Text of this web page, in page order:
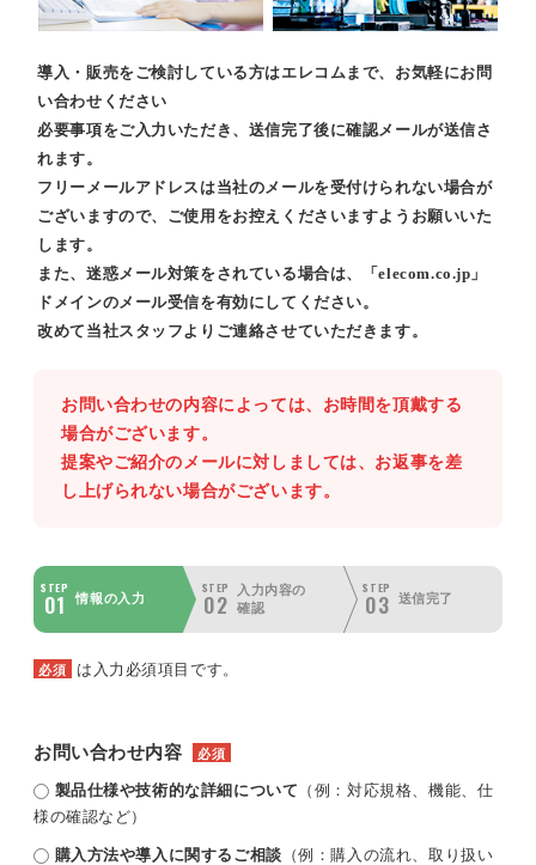
導入・販売をご検討している方はエレコムまで、お気軽にお問
い合わせください
必要事項をご入力いただき、送信完了後に確認メールが送信さ
れます。
フリーメールアドレスは当社のメールを受付けられない場合が
ございますので、ご使用をお控えくださいますようお願いいた
します。
また、迷惑メール対策をされている場合は、「elecom.co.jp」
ドメインのメール受信を有効にしてください。
改めて当社スタッフよりご連絡させていただきます。
お問い合わせの内容によっては、お時間を頂戴する
場合がございます。
提案やご紹介のメールに対しましては、お返事を差
し上げられない場合がございます。
STEP
01 情報の入力
STEP
02
入力内容の
確認
STEP
03 送信完了
必須 は入力必須項目です。
お問い合わせ内容 必須
製品仕様や技術的な詳細について （例：対応規格、機能、仕
様の確認など）
購入方法や導入に関するご相談 （例：購入の流れ、取り扱い